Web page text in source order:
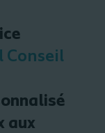
Conseil
aux